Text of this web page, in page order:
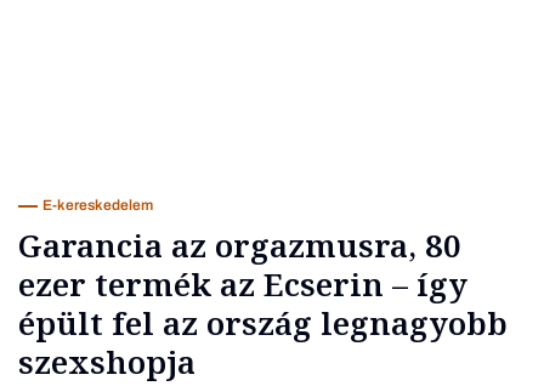
Üzlet
E-kereskedelem
Garancia az orgazmusra, 80
ezer termék az Ecserin – így
épült fel az ország legnagyobb
szexshopja